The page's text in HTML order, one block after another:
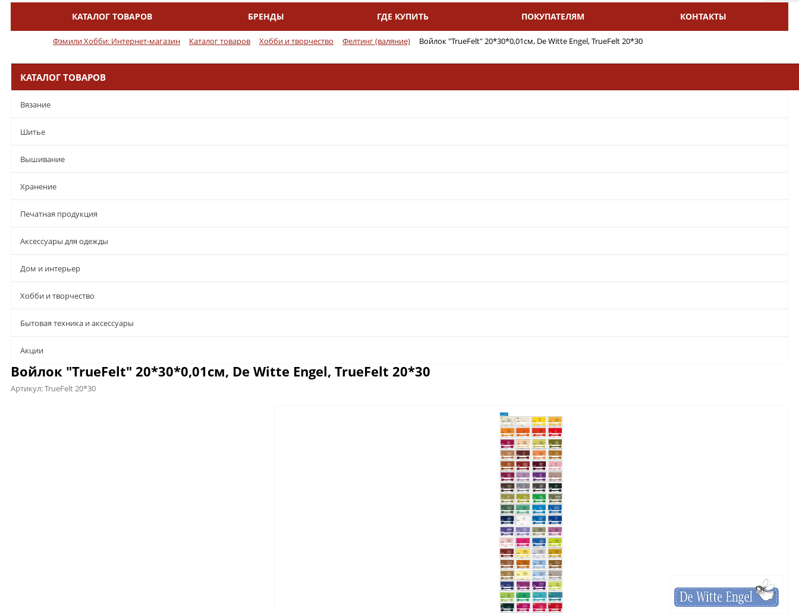
КАТАЛОГ ТОВАРОВ БРЕНДЫ ГДЕ КУПИТЬ ПОКУПАТЕЛЯМ КОНТАКТЫ
Фэмили Хобби: Интернет-магазин Каталог товаров Хобби и творчество Фелтинг (валяние) Войлок "TrueFelt" 20*30*0,01см, De Witte Engel, TrueFelt 20*30
КАТАЛОГ ТОВАРОВ
Вязание
Шитье
Вышивание
Хранение
Печатная продукция
Аксессуары для одежды
Дом и интерьер
Хобби и творчество
Бытовая техника и аксессуары
Aкции
Войлок "TrueFelt" 20*30*0,01см, De Witte Engel, TrueFelt 20*30
Артикул:TrueFelt 20*30